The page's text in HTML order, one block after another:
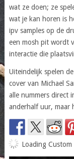
wat ze doen; ze
wat je kan horen is
ipv samples op de
een mosh pit wordt
interactie die
Uiteindelijk spelen
cover van Michael
alle nummers direct
anderhalf uur, maar
Loading Custom